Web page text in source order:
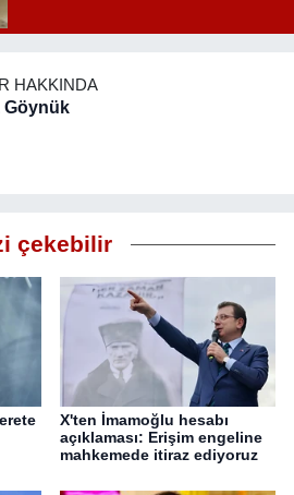
HAKKINDA
Göynük
çekebilir
X'ten İmamoğlu hesabı
açıklaması: Erişim engeline
mahkemede itiraz ediyoruz